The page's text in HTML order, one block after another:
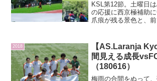
KSL第12節。土曜日
の応援に西京極補助
爪痕が残る景色と、
を決められてしまい
2018
【AS.Laranja
間見える成長
（180616）
梅雨の合間をぬって